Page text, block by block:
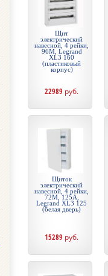
Щит
электрический
навесной, 4 рейки,
96М, Legrand
XL3 160
(пластиковый
корпус)
22989 руб.
Щиток
электрический
навесной, 4 рейки,
72М, 125А,
Legrand XL3 125
(белая дверь)
15289 руб.